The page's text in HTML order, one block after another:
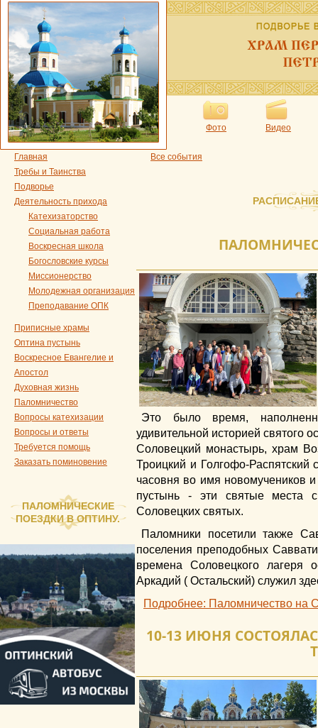
Фото Видео
Главная
Требы и Таинства
Подворье
Деятельность прихода
Катехизаторство
Социальная работа
Воскресная школа
Богословские курсы
Миссионерство
Молодежная организация
Преподавание ОПК
Приписные храмы
Оптина пустынь
Воскресное Евангелие и
Апостол
Духовная жизнь
Паломничество
Вопросы катехизации
Вопросы и ответы
Требуется помощь
Заказать поминовение
ПАЛОМНИЧЕСКИЕ
ПОЕЗДКИ В ОПТИНУ.
Все события
Это было время,
удивительной историей святого
Соловецкий монастырь, храм
Троицкий и Голгофо-Распятский
часовня во имя новомучеников
пустынь - эти святые места
Соловецких святых.
Паломники посетили также
поселения преподобных
времена Соловецкого лагеря
Аркадий ( Остальский) служил
Подробнее: Паломничество на
10-13 ИЮНЯ